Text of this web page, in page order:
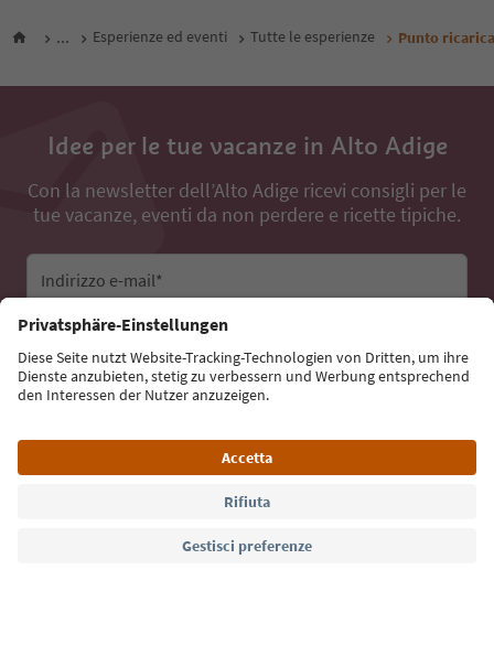
... Esperienze ed eventi Tutte le esperienze Punto
Idee per le tue vacanze in Alto Adige
Con la newsletter dell’Alto Adige ricevi consigli per le
tue vacanze, eventi da non perdere e ricette tipiche.
Indirizzo e-mail*
Iscriviti alla newsletter